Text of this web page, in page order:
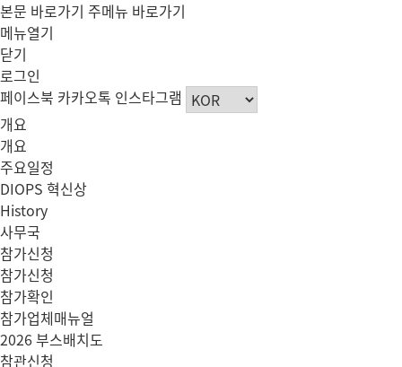
본문 바로가기 주메뉴 바로가기
메뉴열기
닫기
로그인
페이스북 카카오톡 인스타그램
개요
개요
주요일정
DIOPS 혁신상
History
사무국
참가신청
참가신청
참가확인
참가업체매뉴얼
2026 부스배치도
참관신청